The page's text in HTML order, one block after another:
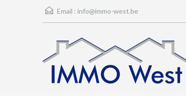
Email : info@immo-west.be